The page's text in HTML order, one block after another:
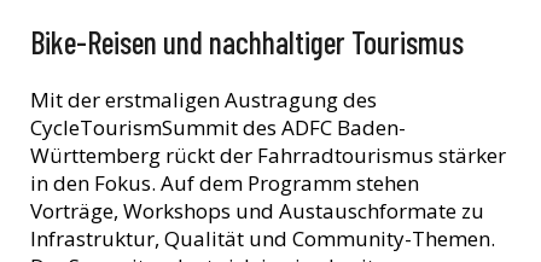
Bike-Reisen und nachhaltiger Tourismus
Mit der erstmaligen Austragung des
CycleTourismSummit des ADFC Baden-
Württemberg rückt der Fahrradtourismus stärker
in den Fokus. Auf dem Programm stehen
Vorträge, Workshops und Austauschformate zu
Infrastruktur, Qualität und Community-Themen.